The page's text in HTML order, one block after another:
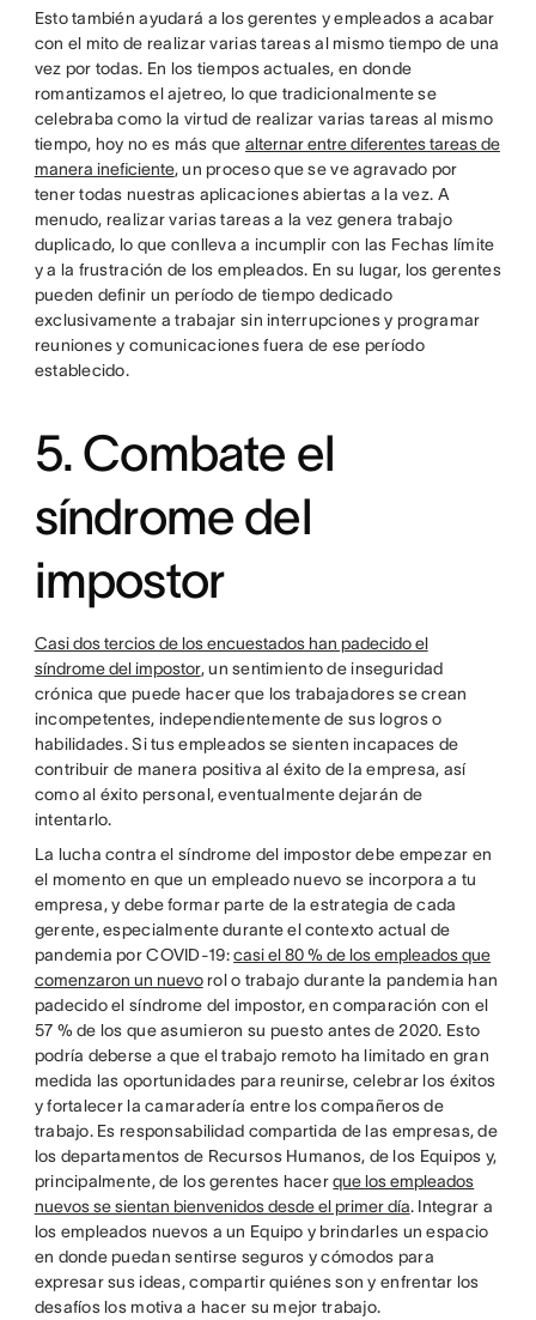
Esto también ayudará a los gerentes y empleados a acabar
con el mito de realizar varias tareas al mismo tiempo de una
vez por todas. En los tiempos actuales, en donde
romantizamos el ajetreo, lo que tradicionalmente se
celebraba como la virtud de realizar varias tareas al mismo
tiempo, hoy no es más que alternar entre diferentes tareas de
manera ineficiente, un proceso que se ve agravado por
tener todas nuestras aplicaciones abiertas a la vez. A
menudo, realizar varias tareas a la vez genera trabajo
duplicado, lo que conlleva a incumplir con las Fechas límite
y a la frustración de los empleados. En su lugar, los gerentes
pueden definir un período de tiempo dedicado
exclusivamente a trabajar sin interrupciones y programar
reuniones y comunicaciones fuera de ese período
establecido.
5. Combate el
síndrome del
impostor
Casi dos tercios de los encuestados han padecido el
síndrome del impostor, un sentimiento de inseguridad
crónica que puede hacer que los trabajadores se crean
incompetentes, independientemente de sus logros o
habilidades. Si tus empleados se sienten incapaces de
contribuir de manera positiva al éxito de la empresa, así
como al éxito personal, eventualmente dejarán de
intentarlo.
La lucha contra el síndrome del impostor debe empezar en
el momento en que un empleado nuevo se incorpora a tu
empresa, y debe formar parte de la estrategia de cada
gerente, especialmente durante el contexto actual de
pandemia por COVID-19:casi el 80 % de los empleados que
comenzaron un nuevorol o trabajo durante la pandemia han
padecido el síndrome del impostor, en comparación con el
57 % de los que asumieron su puesto antes de 2020. Esto
podría deberse a que el trabajo remoto ha limitado en gran
medida las oportunidades para reunirse, celebrar los éxitos
y fortalecer la camaradería entre los compañeros de
trabajo. Es responsabilidad compartida de las empresas, de
los departamentos de Recursos Humanos, de los Equipos y,
principalmente, de los gerentes hacerque los empleados
nuevos se sientan bienvenidos desde el primer día. Integrar a
los empleados nuevos a un Equipo y brindarles un espacio
en donde puedan sentirse seguros y cómodos para
expresar sus ideas, compartir quiénes son y enfrentar los
desafíos los motiva a hacer su mejor trabajo.